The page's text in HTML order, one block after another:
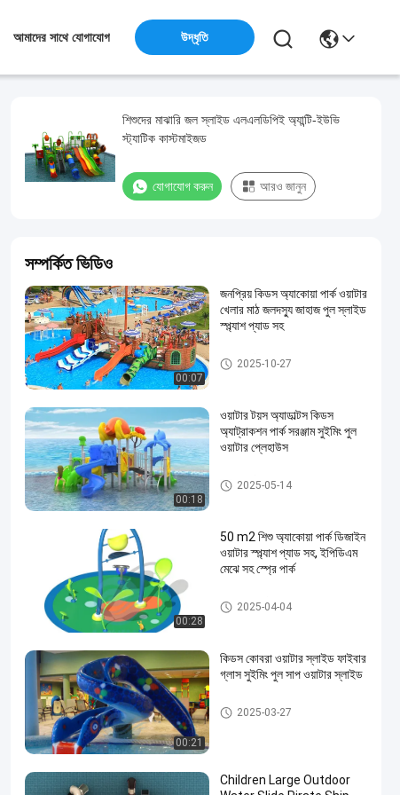
আমাদের সাথে যোগাযোগ উদ্ধৃতি
শিশুদের মাঝারি জল স্লাইড এলএলডিপিই অ্যান্টি-ইউভি
স্ট্যাটিক কাস্টমাইজড
যোগাযোগ করুন আরও জানুন
সম্পর্কিত ভিডিও
00:07
জনপ্রিয় কিডস অ্যাকোয়া পার্ক ওয়াটার
খেলার মাঠ জলদস্যু জাহাজ পুল স্লাইড
স্প্ল্যাশ প্যাড সহ
খেলার মাঠের জল স্লাইড
2025-10-27
00:18
ওয়াটার টয়স অ্যাডাল্টস কিডস
অ্যাট্রাকশন পার্ক সরঞ্জাম সুইমিং পুল
ওয়াটার প্লেহাউস
খেলার মাঠের জল স্লাইড
2025-05-14
00:28
50 m2 শিশু অ্যাকোয়া পার্ক ডিজাইন
ওয়াটার স্প্ল্যাশ প্যাড সহ, ইপিডিএম
মেঝে সহ স্প্রে পার্ক
অ্যাকোয়া পার্ক
2025-04-04
00:21
কিডস কোবরা ওয়াটার স্লাইড ফাইবার
গ্লাস সুইমিং পুল সাপ ওয়াটার স্লাইড
মিনি পুল স্লাইড
2025-03-27
Children Large Outdoor